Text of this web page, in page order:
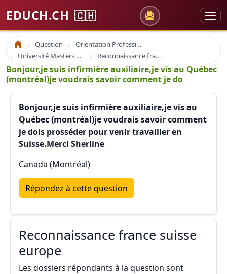
EDUCH.CH 🇨🇭
Accueil Question
Orientation Professionnelle
Université Masters Bachelor
Reconnaissance france suisse europe
Bonjour,je suis infirmière auxiliaire,je vis au Québec
(montréal)je voudrais savoir comment je do
Bonjour,je suis infirmière auxiliaire,je vis au
Québec (montréal)je voudrais savoir comment
je dois prosséder pour venir travailler en
Suisse.Merci Sherline
Canada (Montréal)
Répondez à cette question
Reconnaissance france suisse
europe
Les dossiers répondants à la question sont